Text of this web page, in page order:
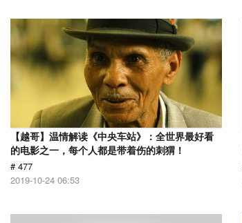
【越哥】温情解读《中央车站》：全世界最好看
的电影之一，每个人都是带着伤的刺猬！
# 477
2019-10-24 06:53